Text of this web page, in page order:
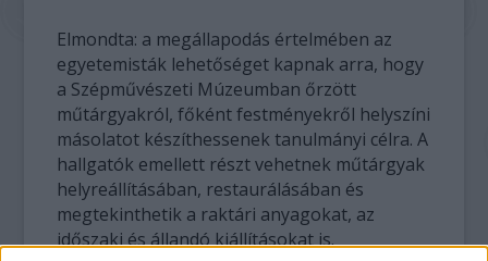
Elmondta: a megállapodás értelmében az
egyetemisták lehetőséget kapnak arra, hogy
a Szépművészeti Múzeumban őrzött
műtárgyakról, főként festményekről helyszíni
másolatot készíthessenek tanulmányi célra. A
hallgatók emellett részt vehetnek műtárgyak
helyreállításában, restaurálásában és
megtekinthetik a raktári anyagokat, az
időszaki és állandó kiállításokat is.